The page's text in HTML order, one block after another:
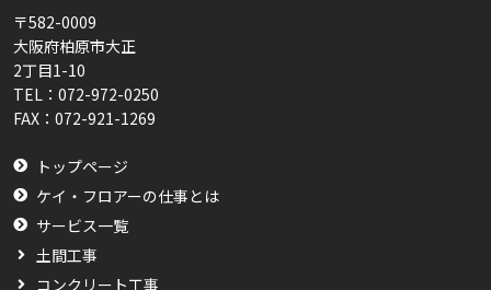
〒582-0009
大阪府柏原市大正
2丁目1-10
TEL： 072-972-0250
FAX： 072-921-1269
トップページ
ケイ・フロアーの仕事とは
サービス一覧
土間工事
コンクリート工事